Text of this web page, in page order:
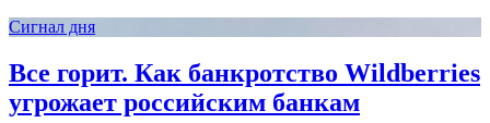
Сигнал дня
Все горит. Как банкротство Wildberries
угрожает российским банкам